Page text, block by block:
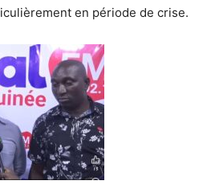
en période de crise.